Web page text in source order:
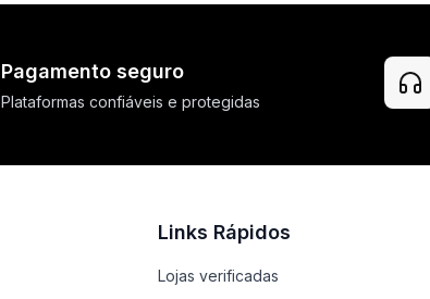
Pagamento seguro
Plataformas confiáveis e protegidas
Links Rápidos
Lojas verificadas